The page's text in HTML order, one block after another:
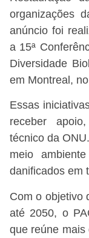
organizações
anúncio foi
a 15ª
Diversidade
em Montreal,
Essas
receber
técnico da
meio
danificados em
Com o objetivo
até 2050, o
que reúne mais